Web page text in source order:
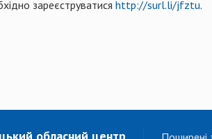
зареєструватися http://surl.li/jfztu.
обласний центр